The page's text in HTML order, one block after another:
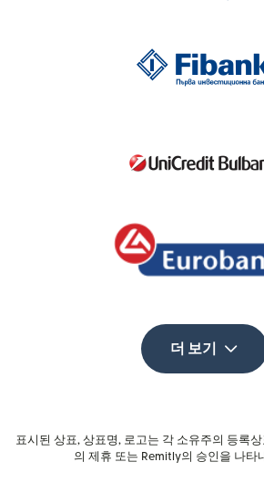
더 보기
표시된 상표, 상표명, 로고는 각 소유주의 등록
의 제휴 또는 Remitly의 승인을 나타